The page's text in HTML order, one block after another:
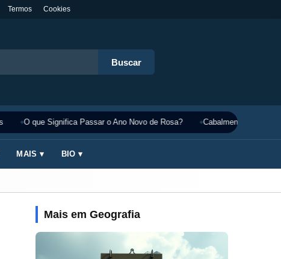
Termos Cookies
Buscar
O que Significa Passar o Ano Novo de Rosa? Cabalmente
MAIS ▾ BIO ▾
Mais em Geografia